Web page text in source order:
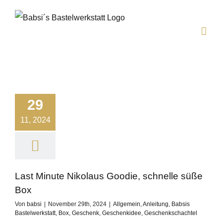
29
11, 2024
Last Minute Nikolaus Goodie, schnelle süße
Box
Von babsi November 29th, 2024 Allgemein,Anleitung, Babsis
Bastelwerkstatt, Box, Geschenk, Geschenkidee, Geschenkschachtel